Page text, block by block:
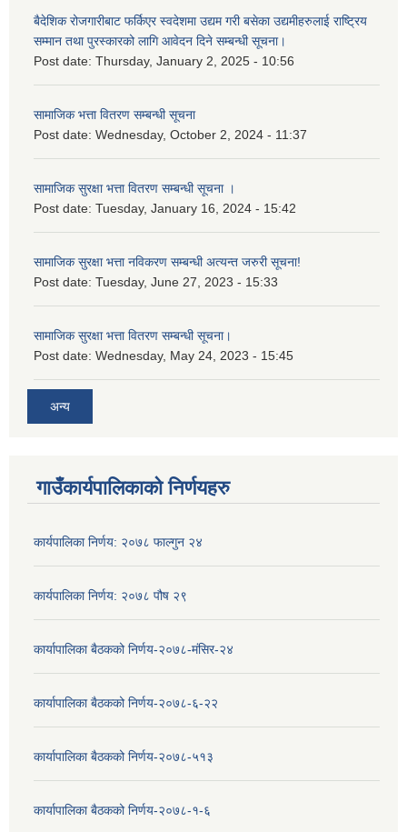
बैदेशिक रोजगारीबाट फर्किएर स्वदेशमा उद्यम गरी बसेका उद्यमीहरुलाई राष्‍ट्रिय
सम्मान तथा पुरस्कारको लागि आवेदन दिने सम्बन्धी सूचना।
Post date: Thursday, January 2, 2025 - 10:56
सामाजिक भत्ता वितरण सम्बन्धी सूचना
Post date: Wednesday, October 2, 2024 - 11:37
सामाजिक सुरक्षा भत्ता वितरण सम्बन्धी सूचना ।
Post date: Tuesday, January 16, 2024 - 15:42
सामाजिक सुरक्षा भत्ता नविकरण सम्बन्धी अत्यन्त जरुरी सूचना!
Post date: Tuesday, June 27, 2023 - 15:33
सामाजिक सुरक्षा भत्ता वितरण सम्बन्धी सूचना।
Post date: Wednesday, May 24, 2023 - 15:45
अन्य
गाउँकार्यपालिकाको निर्णयहरु
कार्यपालिका निर्णय: २०७८ फाल्गुन २४
कार्यपालिका निर्णय: २०७८ पौष २९
कार्यापालिका बैठकको निर्णय-२०७८-मंसिर-२४
कार्यापालिका बैठकको निर्णय-२०७८-६-२२
कार्यापालिका बैठकको निर्णय-२०७८-५१३
कार्यापालिका बैठकको निर्णय-२०७८-१-६